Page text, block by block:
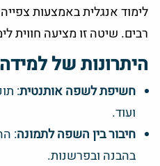
לימוד אנגלית באמצעות
רבים. שיטה זו מציעה חווית
היתרונות של
חשיפת לשפה אותנטית:
ועוד.
חיבור בין השפה לתמונה:
בהבנה ובפרשנות.